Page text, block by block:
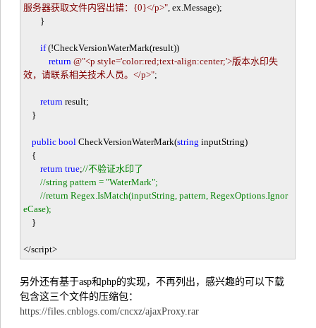
服务器获取文件内容出错：{0}</p>", ex.Message);
}
if(!CheckVersionWaterMark(result))
return @"<p style='color:red;text-align:center;'>版本水印失
效，请联系相关技术人员。</p>";
return result;
}
public bool CheckVersionWaterMark(string inputString)
{
return true;//不验证水印了
//string pattern = "WaterMark";
//return Regex.IsMatch(inputString, pattern, RegexOptions.Ignor
eCase);
}
</script>
另外还有基于asp和php的实现，不再列出，感兴趣的可以下载
包含这三个文件的压缩包：
https://files.cnblogs.com/cncxz/ajaxProxy.rar